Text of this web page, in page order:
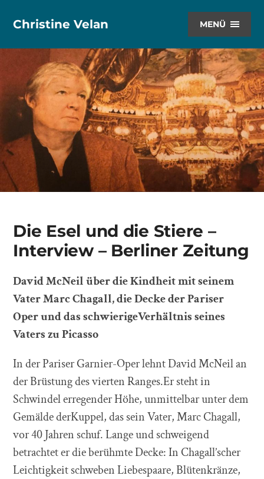
Christine Velan MENÜ
Die Esel und die Stiere –
Interview – Berliner Zeitung
David McNeil über die Kindheit mit seinem
Vater Marc Chagall, die Decke der Pariser
Oper und das schwierigeVerhältnis seines
Vaters zu Picasso
In der Pariser Garnier-Oper lehnt David McNeil an
der Brüstung des vierten Ranges.Er steht in
Schwindel erregender Höhe, unmittelbar unter dem
Gemälde derKuppel, das sein Vater, Marc Chagall,
vor 40 Jahren schuf. Lange und schweigend
betrachtet er die berühmte Decke: In Chagall’scher
Leichtigkeit schweben Liebespaare, Blütenkränze,